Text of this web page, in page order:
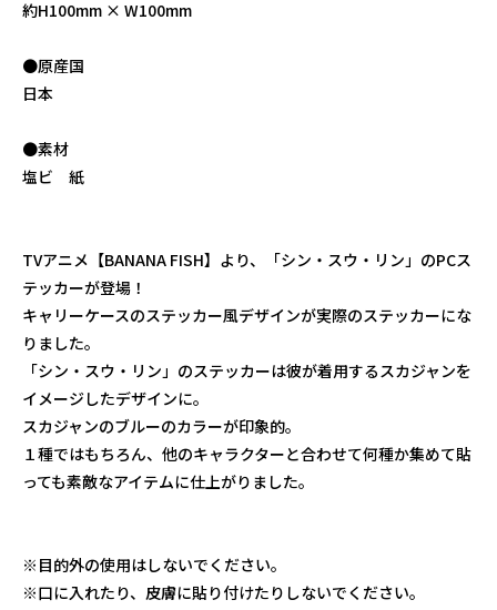
約H100mm × W100mm
●原産国
日本
●素材
塩ビ 紙
TVアニメ【BANANA FISH】より、「シン・スウ・リン」のPCス
テッカーが登場！
キャリーケースのステッカー風デザインが実際のステッカーにな
りました。
「シン・スウ・リン」のステッカーは彼が着用するスカジャンを
イメージしたデザインに。
スカジャンのブルーのカラーが印象的。
１種ではもちろん、他のキャラクターと合わせて何種か集めて貼
っても素敵なアイテムに仕上がりました。
※目的外の使用はしないでください。
※口に入れたり、皮膚に貼り付けたりしないでください。